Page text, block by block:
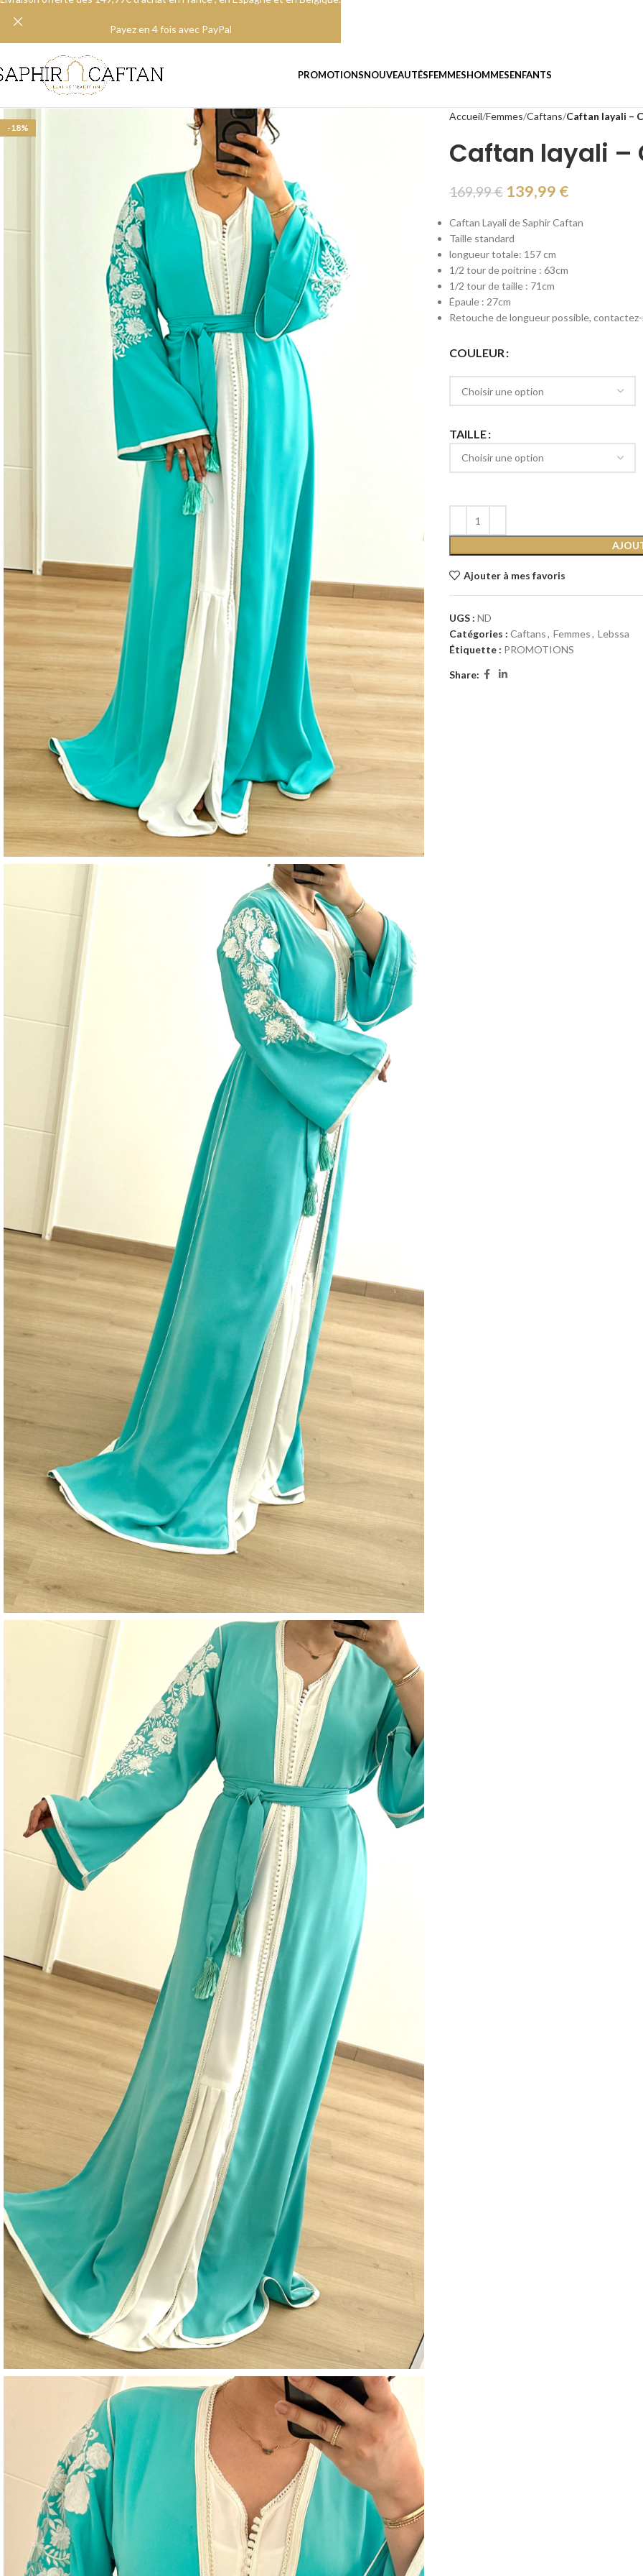
PROMOTIONSNOUVEAUTÉSFEMMESHOMMESENFANTS
-18%
Accueil Femmes Caftans Caftan layali –
Caftan layali –
169,99€ 139,99 €
Caftan Layali de Saphir Caftan
Taille standard
longueur totale: 157 cm
1/2 tour de poitrine : 63cm
1/2 tour de taille : 71cm
Épaule : 27cm
Retouche de longueur possible,
COULEUR
TAILLE
Ajouter à mes favoris
UGS : ND
Catégories : Caftans, Femmes, Lebssa
Étiquette : PROMOTIONS
Share:
Payez en 4 fois avec PayPal